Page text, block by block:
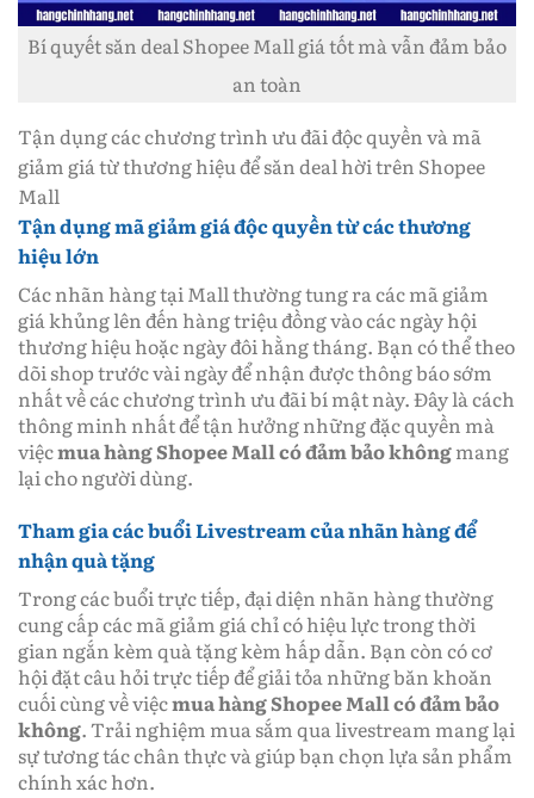
Bí quyết săn deal Shopee Mall giá tốt mà vẫn đảm bảo
an toàn
Tận dụng các chương trình ưu đãi độc quyền và mã
giảm giá từ thương hiệu để săn deal hời trên Shopee
Mall
Tận dụng mã giảm giá độc quyền từ các thương
hiệu lớn
Các nhãn hàng tại Mall thường tung ra các mã giảm
giá khủng lên đến hàng triệu đồng vào các ngày hội
thương hiệu hoặc ngày đôi hằng tháng. Bạn có thể theo
dõi shop trước vài ngày để nhận được thông báo sớm
nhất về các chương trình ưu đãi bí mật này. Đây là cách
thông minh nhất để tận hưởng những đặc quyền mà
việcmua hàng Shopee Mall có đảm bảo khôngmang
lại cho người dùng.
Tham gia các buổi Livestream của nhãn hàng để
nhận quà tặng
Trong các buổi trực tiếp, đại diện nhãn hàng thường
cung cấp các mã giảm giá chỉ có hiệu lực trong thời
gian ngắn kèm quà tặng kèm hấp dẫn. Bạn còn có cơ
hội đặt câu hỏi trực tiếp để giải tỏa những băn khoăn
cuối cùng về việcmua hàng Shopee Mall có đảm bảo
không. Trải nghiệm mua sắm qua livestream mang lại
sự tương tác chân thực và giúp bạn chọn lựa sản phẩm
chính xác hơn.